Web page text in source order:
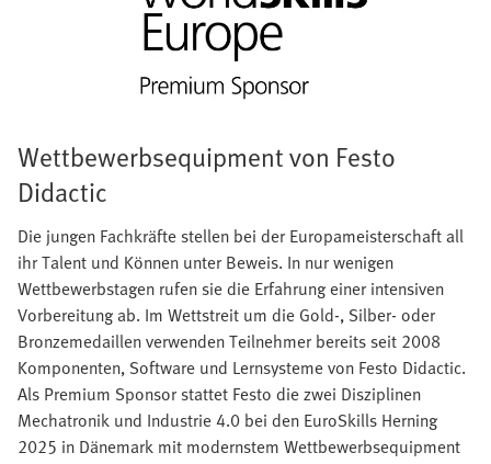
Wettbewerbsequipment von Festo
Didactic
Die jungen Fachkräfte stellen bei der Europameisterschaft all
ihr Talent und Können unter Beweis. In nur wenigen
Wettbewerbstagen rufen sie die Erfahrung einer intensiven
Vorbereitung ab. Im Wettstreit um die Gold-, Silber- oder
Bronzemedaillen verwenden Teilnehmer bereits seit 2008
Komponenten, Software und Lernsysteme von Festo Didactic.
Als Premium Sponsor stattet Festo die zwei Disziplinen
Mechatronik und Industrie 4.0 bei den EuroSkills Herning
2025 in Dänemark mit modernstem Wettbewerbsequipment